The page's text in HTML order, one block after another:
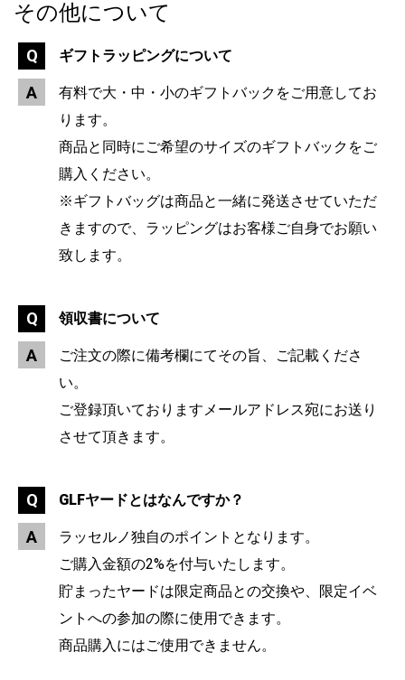
その他について
ギフトラッピングについて
有料で大・中・小のギフトバックをご用意してお
ります。
商品と同時にご希望のサイズのギフトバックをご
購入ください。
※ギフトバッグは商品と一緒に発送させていただ
きますので、ラッピングはお客様ご自身でお願い
致します。
領収書について
ご注文の際に備考欄にてその旨、ご記載くださ
い。
ご登録頂いておりますメールアドレス宛にお送り
させて頂きます。
GLFヤードとはなんですか？
ラッセルノ独自のポイントとなります。
ご購入金額の2%を付与いたします。
貯まったヤードは限定商品との交換や、限定イベ
ントへの参加の際に使用できます。
商品購入にはご使用できません。